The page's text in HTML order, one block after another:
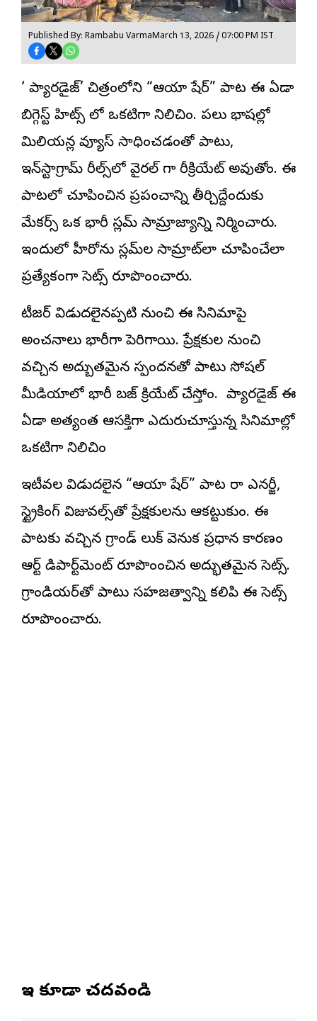
Published By: Rambabu VarmaMarch 13, 2026 / 07:00 PM IST
‘ది ప్యారడైజ్’ చిత్రంలోని “ఆయా షేర్” పాట ఈ ఏడాది
బిగ్గెస్ట్ హిట్స్ లో ఒకటిగా నిలిచింది. పలు భాషల్లో
మిలియన్ల వ్యూస్ సాధించడంతో పాటు,
ఇన్‌స్టాగ్రామ్ రీల్స్‌లో వైరల్ గా రీక్రియేట్ అవుతోంది. ఈ
పాటలో చూపించిన ప్రపంచాన్ని తీర్చిదిద్దేందుకు
మేకర్స్ ఒక భారీ స్లమ్ సామ్రాజ్యాన్ని నిర్మించారు.
ఇందులో హీరోను స్లమ్‌ల సామ్రాట్‌లా చూపించేలా
ప్రత్యేకంగా సెట్స్ రూపొందించారు.
టీజర్ విడుదలైనప్పటి నుంచి ఈ సినిమాపై
అంచనాలు భారీగా పెరిగాయి. ప్రేక్షకుల నుంచి
వచ్చిన అద్బుతమైన స్పందనతో పాటు సోషల్
మీడియాలో భారీ బజ్ క్రియేట్ చేస్తోంది. ది ప్యారడైజ్ ఈ
ఏడాది అత్యంత ఆసక్తిగా ఎదురుచూస్తున్న సినిమాల్లో
ఒకటిగా నిలిచింది
ఇటీవల విడుదలైన “ఆయా షేర్” పాట రా ఎనర్జీ,
స్ట్రైకింగ్ విజువల్స్‌తో ప్రేక్షకులను ఆకట్టుకుంది. ఈ
పాటకు వచ్చిన గ్రాండ్ లుక్ వెనుక ప్రధాన కారణం
ఆర్ట్ డిపార్ట్‌మెంట్ రూపొందించిన అద్భుతమైన సెట్స్.
గ్రాండియర్‌తో పాటు సహజత్వాన్ని కలిపి ఈ సెట్స్
రూపొందించారు.
ఇవి కూడా చదవండి